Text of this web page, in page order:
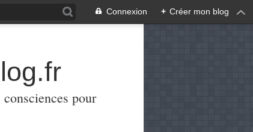
Connexion + Créer mon blog
pour